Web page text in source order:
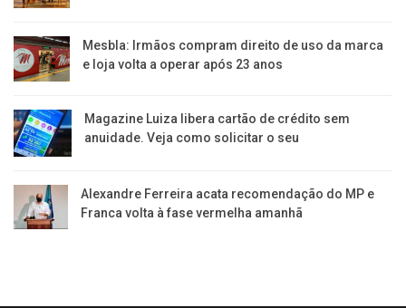
Mesbla: Irmãos compram direito de uso da marca
e loja volta a operar após 23 anos
Magazine Luiza libera cartão de crédito sem
anuidade. Veja como solicitar o seu
Alexandre Ferreira acata recomendação do MP e
Franca volta à fase vermelha amanhã